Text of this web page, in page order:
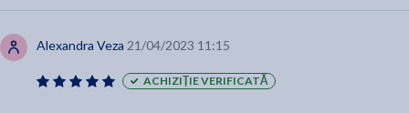
Alexandra Veza 21/04/2023 11:15
ACHIZIȚIE VERIFICATĂ